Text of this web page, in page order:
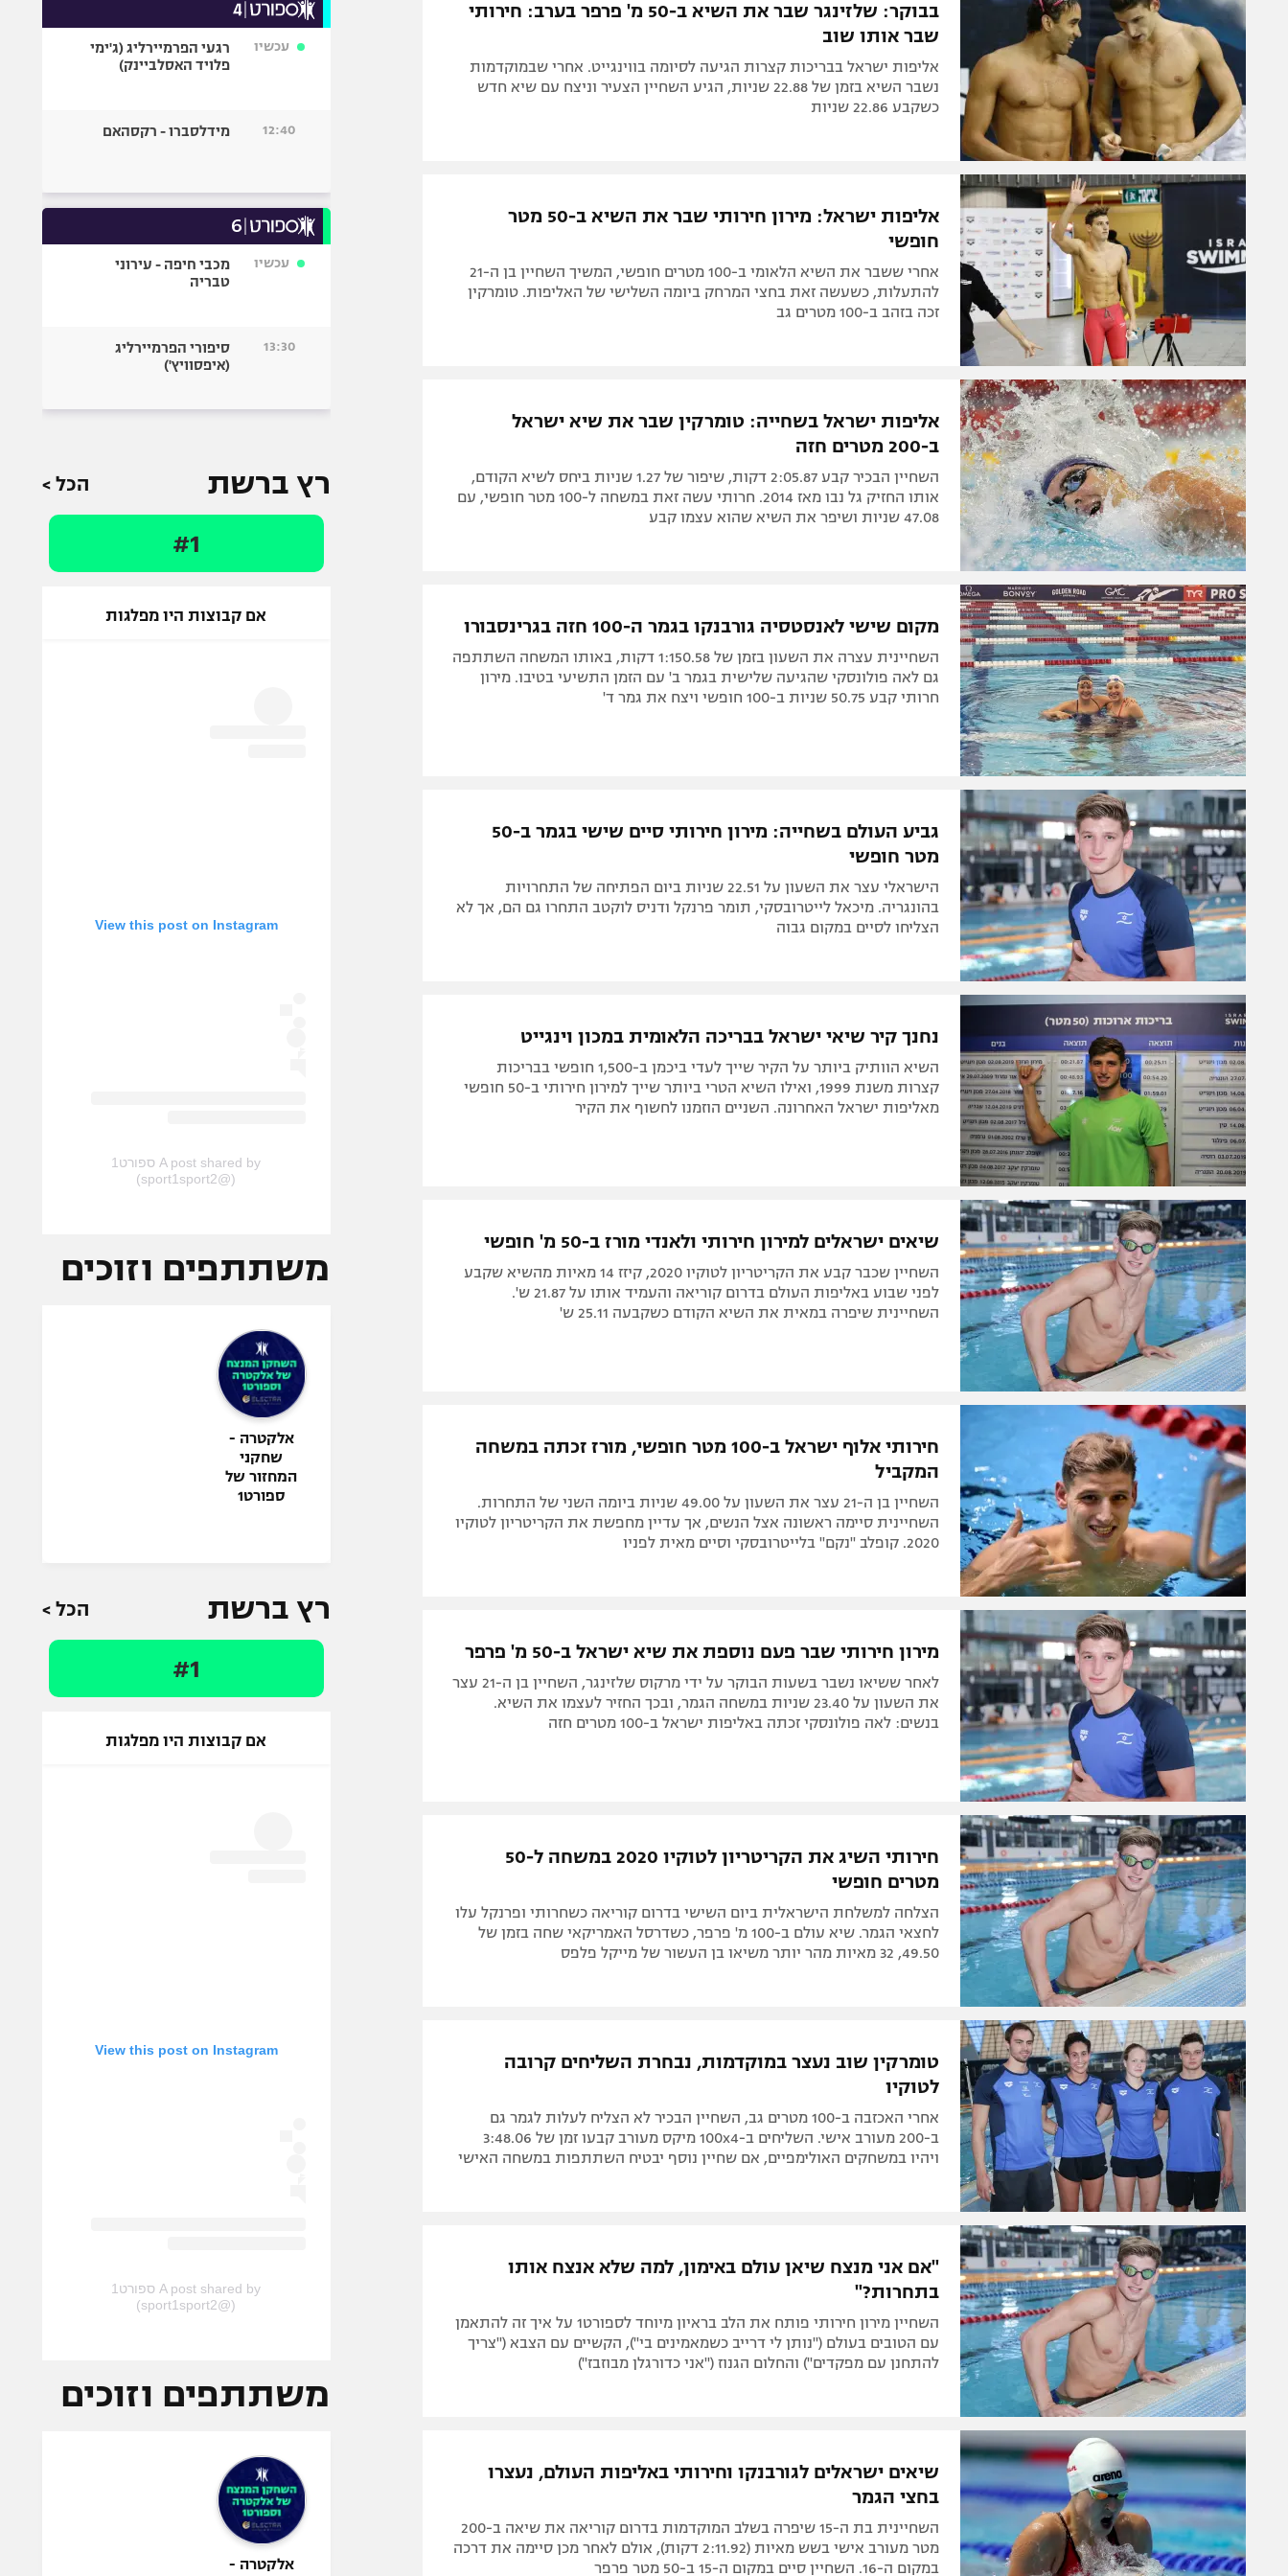
בבוקר: שלזינגר שבר את השיא ב-50 מ' פרפר בערב: חירותי
שבר אותו שוב
אליפות ישראל בבריכות קצרות הגיעה לסיומה בווינגייט. אחרי שבמוקדמות
נשבר השיא בזמן של 22.88 שניות, הגיע השחיין הצעיר וניצח עם שיא חדש
כשקבע 22.86 שניות
אליפות ישראל: מירון חירותי שבר את השיא ב-50 מטר
חופשי
אחרי ששבר את השיא הלאומי ב-100 מטרים חופשי, המשיך השחיין בן ה-21
להתעלות, כשעשה זאת בחצי המרחק ביומה השלישי של האליפות. טומרקין
זכה בזהב ב-100 מטרים גב
אליפות ישראל בשחייה: טומרקין שבר את שיא ישראל
ב-200 מטרים חזה
השחיין הבכיר קבע 2:05.87 דקות, שיפור של 1.27 שניות ביחס לשיא הקודם,
אותו החזיק גל נבו מאז 2014. חרותי עשה זאת במשחה ל-100 מטר חופשי, עם
47.08 שניות ושיפר את השיא שהוא עצמו קבע
מקום שישי לאנסטסיה גורבנקו בגמר ה-100 חזה בגרינסבורו
השחיינית עצרה את השעון בזמן של 1:150.58 דקות, באותו המשחה השתתפה
גם לאה פולונסקי שהגיעה שלישית בגמר ב' עם הזמן התשיעי בטיבו. מירון
חרותי קבע 50.75 שניות ב-100 חופשי ויצח את גמר ד'
גביע העולם בשחייה: מירון חירותי סיים שישי בגמר ב-50
מטר חופשי
הישראלי עצר את השעון על 22.51 שניות ביום הפתיחה של התחרויות
בהונגריה. מיכאל לייטרובסקי, תומר פרנקל ודניס לוקטב התחרו גם הם, אך לא
הצליחו לסיים במקום גבוה
נחנך קיר שיאי ישראל בבריכה הלאומית במכון וינגייט
השיא הוותיק ביותר על הקיר שייך לעדי ביכמן ב-1,500 חופשי בבריכות
קצרות משנת 1999, ואילו השיא הטרי ביותר שייך למירון חירותי ב-50 חופשי
מאליפות ישראל האחרונה. השניים הוזמנו לחשוף את הקיר
שיאים ישראלים למירון חירותי ולאנדי מורז ב-50 מ' חופשי
השחיין שכבר קבע את הקריטריון לטוקיו 2020, קיזז 14 מאיות מהשיא שקבע
לפני שבוע באליפות העולם בדרום קוריאה והעמיד אותו על 21.87 ש'.
השחיינית שיפרה במאית את השיא הקודם כשקבעה 25.11 ש'
חירותי אלוף ישראל ב-100 מטר חופשי, מורז זכתה במשחה
המקביל
השחיין בן ה-21 עצר את השעון על 49.00 שניות ביומה השני של התחרות.
השחיינית סיימה ראשונה אצל הנשים, אך עדיין מחפשת את הקריטריון לטוקיו
2020. קופלב "נקם" בלייטרובסקי וסיים מאית לפניו
מירון חירותי שבר פעם נוספת את שיא ישראל ב-50 מ' פרפר
לאחר ששיאו נשבר בשעות הבוקר על ידי מרקוס שלזינגר, השחיין בן ה-21 עצר
את השעון על 23.40 שניות במשחה הגמר, ובכך החזיר לעצמו את השיא.
בנשים: לאה פולונסקי זכתה באליפות ישראל ב-100 מטרים חזה
חירותי השיג את הקריטריון לטוקיו 2020 במשחה ל-50
מטרים חופשי
הצלחה למשלחת הישראלית ביום השישי בדרום קוריאה כשחרותי ופרנקל עלו
לחצאי הגמר. שיא עולם ב-100 מ' פרפר, כשדרסל האמריקאי שחה בזמן של
49.50, 32 מאיות מהר יותר משיאו בן העשור של מייקל פלפס
טומרקין שוב נעצר במוקדמות, נבחרת השליחים קרובה
לטוקיו
אחרי האכזבה ב-100 מטרים גב, השחיין הבכיר לא הצליח לעלות לגמר גם
ב-200 מעורב אישי. השליחים ב-100x4 מיקס מעורב קבעו זמן של 3:48.06
ויהיו במשחקים האולימפיים, אם שחיין נוסף יבטיח השתתפות במשחה האישי
"אם אני מנצח שיאן עולם באימון, למה שלא אנצח אותו
בתחרות?"
השחיין מירון חירותי פותח את הלב בראיון מיוחד לספורט1 על איך זה להתאמן
עם הטובים בעולם ("נותן לי דרייב כשמאמינים בי"), הקשיים עם הצבא ("צריך
להתחנן עם מפקדים") והחלום הגנוז ("אני כדורגלן מבוזבז")
שיאים ישראלים לגורבנקו וחירותי באליפות העולם, נעצרו
בחצי הגמר
השחיינית בת ה-15 שיפרה בשלב המוקדמות בדרום קוריאה את שיאה ב-200
מטר מעורב אישי בשש מאיות (2:11.92 דקות), אולם לאחר מכן סיימה את דרכה
במקום ה-16. השחיין סיים במקום ה-15 ב-50 מטר פרפר
עכשיו
רגעי הפרמיירליג (ג'ימי
פלויד האסלביינק)
12:40 מידלסברו - רקסהאם
עכשיו
מכבי חיפה - עירוני
טבריה
13:30
סיפורי הפרמיירליג
(איפסוויץ')
רץ ברשת הכל >
#1
אם קבוצות היו מפלגות
View this post on Instagram
A post shared by ספורט1
(@sport1sport2)
משתתפים וזוכים
אלקטרה -
שחקני
המחזור של
ספורט1
רץ ברשת הכל >
#1
אם קבוצות היו מפלגות
View this post on Instagram
A post shared by ספורט1
(@sport1sport2)
משתתפים וזוכים
אלקטרה -